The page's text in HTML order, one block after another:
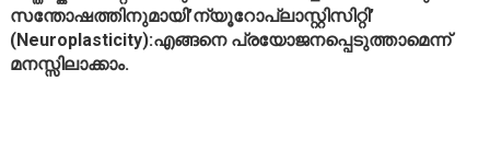
സന്തോഷത്തിനുമായി’ന്യൂറോപ്ലാസ്റ്റിസിറ്റി’
(Neuroplasticity):എങ്ങനെ പ്രയോജനപ്പെടുത്താമെന്ന്
മനസ്സിലാക്കാം.